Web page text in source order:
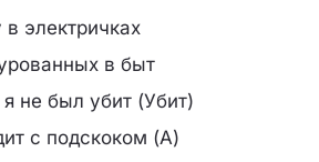
электричках
в быт
не был убит (Убит)
с подскоком (А)